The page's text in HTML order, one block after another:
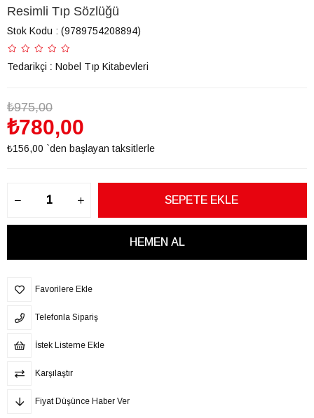
Resimli Tıp Sözlüğü
Stok Kodu (9789754208894)
Tedarikçi : Nobel Tıp Kitabevleri
₺975,00
₺780,00
₺156,00 `den başlayan taksitlerle
Favorilere Ekle
Telefonla Sipariş
İstek Listeme Ekle
Karşılaştır
Fiyat Düşünce Haber Ver